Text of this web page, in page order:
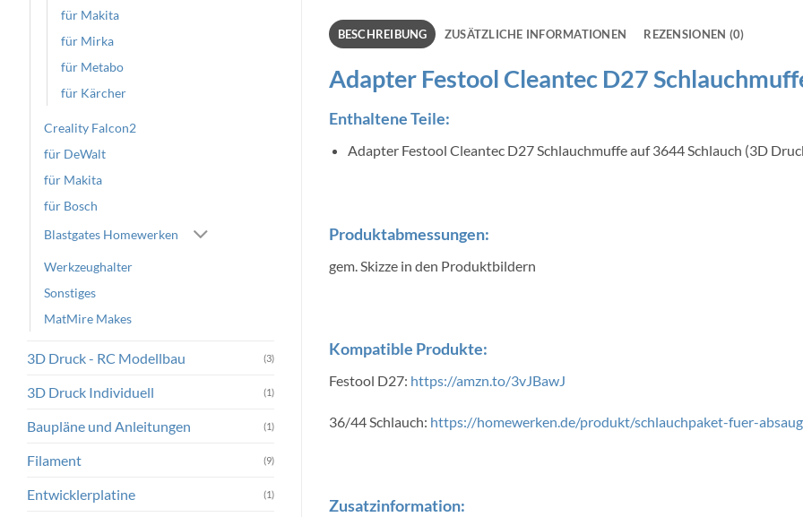
für Makita
für Mirka
für Metabo
für Kärcher
Creality Falcon2
für DeWalt
für Makita
für Bosch
Blastgates Homewerken
Werkzeughalter
Sonstiges
MatMire Makes
3D Druck - RC Modellbau (3)
3D Druck Individuell (1)
Baupläne und Anleitungen (1)
Filament (9)
Entwicklerplatine (1)
BESCHREIBUNG ZUSÄTZLICHE INFORMATIONEN REZENSIONEN (0)
Adapter Festool Cleantec D27
Enthaltene Teile:
Adapter Festool Cleantec D27 Schlauchmuffe auf 3644 Schlauch (3D
Produktabmessungen:
gem. Skizze in den Produktbildern
Kompatible Produkte:
Festool D27: https://amzn.to/3vJBawJ
36/44 Schlauch: https://homewerken.de/produkt/schlauchpaket-fuer-
Zusatzinformation: